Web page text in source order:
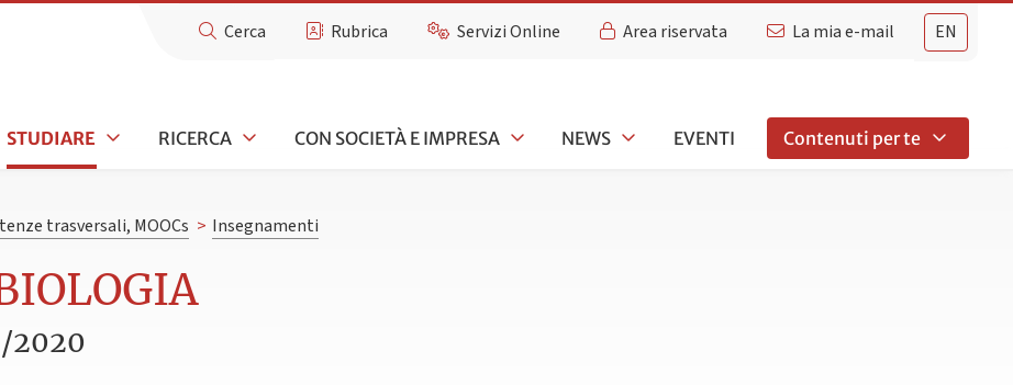
EN
Cerca Rubrica Servizi Online Area riservata La mia e-mail
STUDIARE RICERCA CON SOCIETÀ E IMPRESA NEWS EVENTI Contenuti per te
trasversali, MOOCs > Insegnamenti
2020